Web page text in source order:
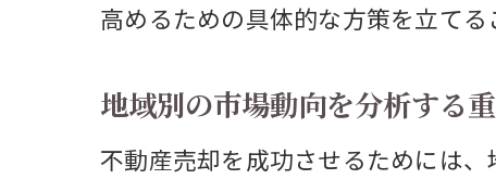
住
リモー
リ
高めるための具体的な方策を立てる
地域別の市場動向を分析する
不動産売却を成功させるためには